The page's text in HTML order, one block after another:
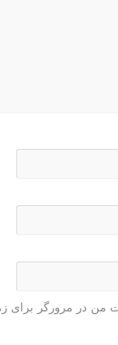
من در مرورگر برای